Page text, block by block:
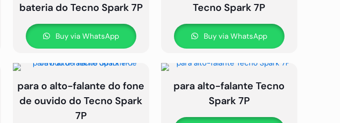
bateria do Tecno Spark 7P
Buy via WhatsApp
Tecno Spark 7P
Buy via WhatsApp
para o alto-falante do fone
de ouvido do Tecno Spark
7P
para alto-falante Tecno
Spark 7P